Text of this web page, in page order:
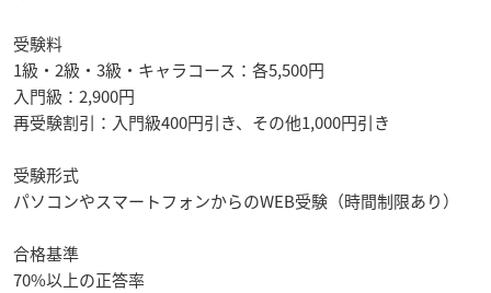
受験料
1級・2級・3級・キャラコース：各5,500円
入門級：2,900円
再受験割引：入門級400円引き、その他1,000円引き
受験形式
パソコンやスマートフォンからのWEB受験（時間制限あり）
合格基準
70%以上の正答率